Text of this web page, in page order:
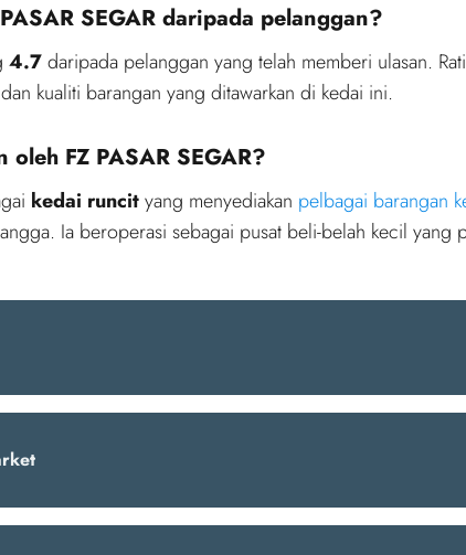
SEGAR daripada pelanggan?
4.7daripada pelanggan yang telah memberi ulasan.
kualiti barangan yang ditawarkan di kedai ini.
FZ PASAR SEGAR?
kedai runcityang menyediakan pelbagai barangan
Ia beroperasi sebagai pusat beli-belah kecil yang